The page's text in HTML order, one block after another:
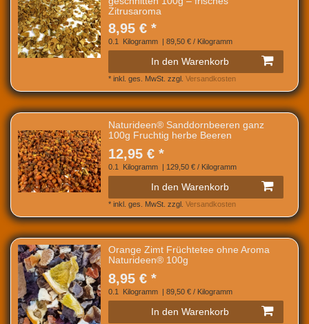
Zitrusaroma
8,95 € *
0.1 Kilogramm | 89,50 € / Kilogramm
In den Warenkorb
* inkl. ges. MwSt. zzgl. Versandkosten
Naturideen® Sanddornbeeren ganz
100g Fruchtig herbe Beeren
12,95 € *
0.1 Kilogramm | 129,50 € / Kilogramm
In den Warenkorb
* inkl. ges. MwSt. zzgl. Versandkosten
Orange Zimt Früchtetee ohne Aroma
Naturideen® 100g
8,95 € *
0.1 Kilogramm | 89,50 € / Kilogramm
In den Warenkorb